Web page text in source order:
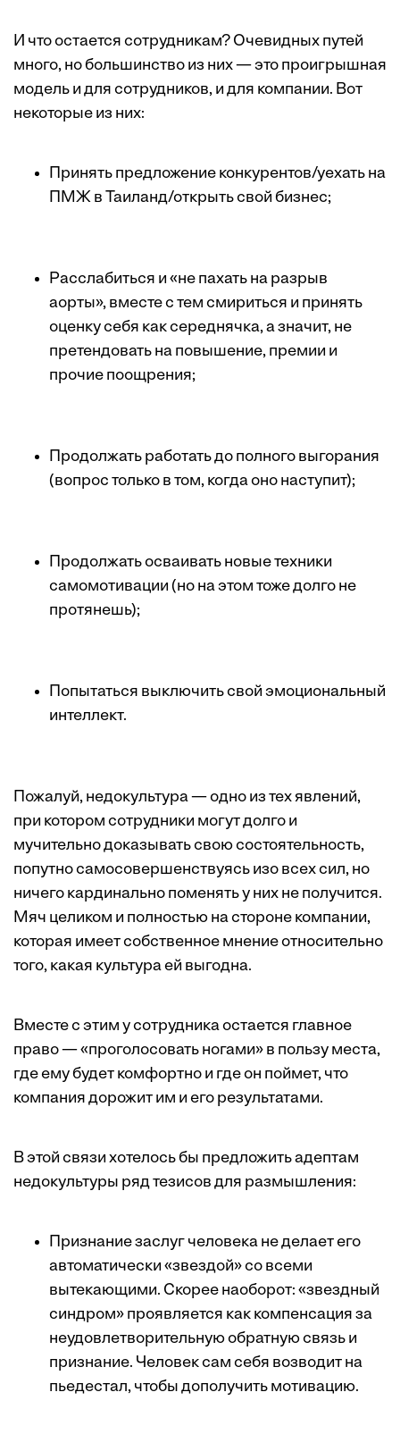
И что остается сотрудникам? Очевидных путей
много, но большинство из них — это проигрышная
модель и для сотрудников, и для компании. Вот
некоторые из них:
Принять предложение конкурентов/уехать на
ПМЖ в Таиланд/открыть свой бизнес;
Расслабиться и «не пахать на разрыв
аорты», вместе с тем смириться и принять
оценку себя как середнячка, а значит, не
претендовать на повышение, премии и
прочие поощрения;
Продолжать работать до полного выгорания
(вопрос только в том, когда оно наступит);
Продолжать осваивать новые техники
самомотивации (но на этом тоже долго не
протянешь);
Попытаться выключить свой эмоциональный
интеллект.
Пожалуй, недокультура — одно из тех явлений,
при котором сотрудники могут долго и
мучительно доказывать свою состоятельность,
попутно самосовершенствуясь изо всех сил, но
ничего кардинально поменять у них не получится.
Мяч целиком и полностью на стороне компании,
которая имеет собственное мнение относительно
того, какая культура ей выгодна.
Вместе с этим у сотрудника остается главное
право — «проголосовать ногами» в пользу места,
где ему будет комфортно и где он поймет, что
компания дорожит им и его результатами.
В этой связи хотелось бы предложить адептам
недокультуры ряд тезисов для размышления:
Признание заслуг человека не делает его
автоматически «звездой» со всеми
вытекающими. Скорее наоборот: «звездный
синдром» проявляется как компенсация за
неудовлетворительную обратную связь и
признание. Человек сам себя возводит на
пьедестал, чтобы дополучить мотивацию.